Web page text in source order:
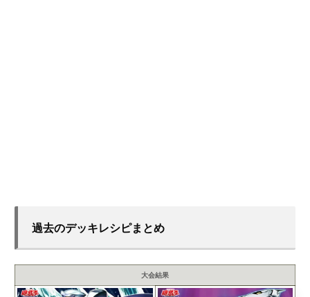
過去のデッキレシピまとめ
大会結果